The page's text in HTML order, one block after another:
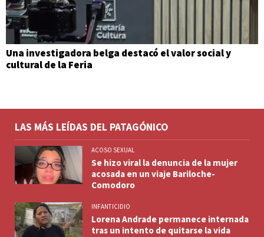
Una investigadora belga destacó el valor social y
cultural de la Feria
LAS MÁS LEÍDAS DEL PATAGÓNICO
ACOSO SEXUAL
Se hizo viral la denuncia de la mujer
acosada en un viaje Bariloche-
Comodoro
INFANTICIDIO
Lorena Andrade permanece internada
tras un intento de quitarse la vida